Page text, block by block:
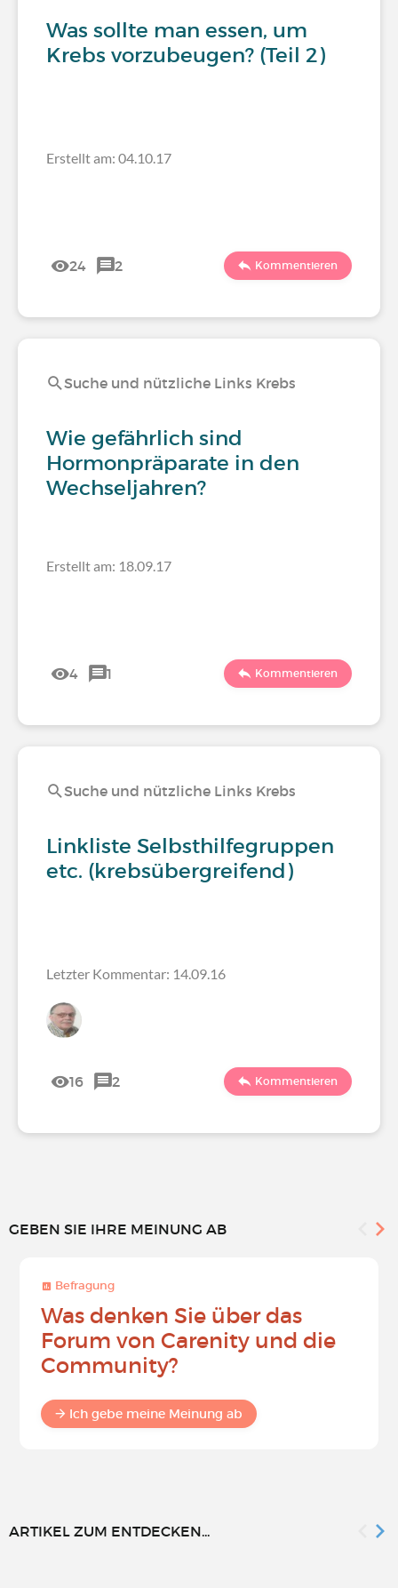
Was sollte man essen, um
Krebs vorzubeugen? (Teil 2)
Erstellt am: 04.10.17
24 2 Kommentieren
Suche und nützliche Links Krebs
Wie gefährlich sind
Hormonpräparate in den
Wechseljahren?
Erstellt am: 18.09.17
4 1 Kommentieren
Suche und nützliche Links Krebs
Linkliste Selbsthilfegruppen
etc. (krebsübergreifend)
Letzter Kommentar: 14.09.16
16 2 Kommentieren
GEBEN SIE IHRE MEINUNG AB
Befragung
Was denken Sie über das
Forum von Carenity und die
Community?
Ich gebe meine Meinung ab
ARTIKEL ZUM ENTDECKEN...